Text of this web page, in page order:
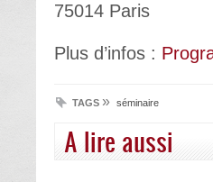
75014 Paris
Plus d’infos :
TAGS » séminaire
A lire aussi